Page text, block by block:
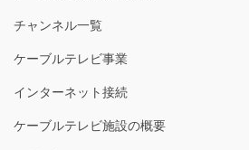
チャンネル一覧
ケーブルテレビ事業
インターネット接続
ケーブルテレビ施設の概要